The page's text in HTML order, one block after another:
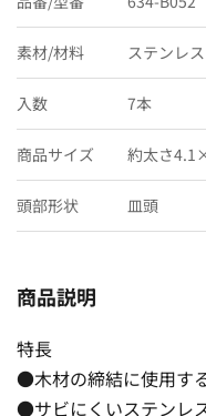
素材/材料 ステンレス
入数 7本
商品サイズ 約太さ
頭部形状 皿頭
商品説明
特長
●木材の締結に使用す
●サビにくいステンレ